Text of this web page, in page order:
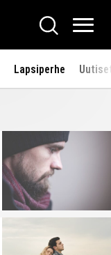
Hae
Lapsiperhe